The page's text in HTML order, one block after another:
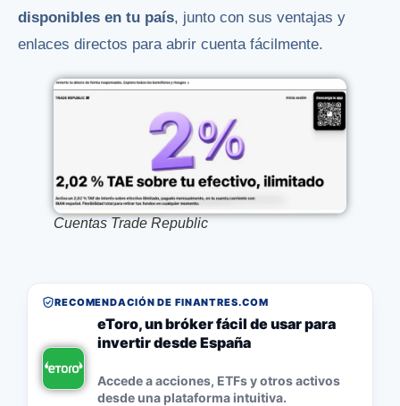
disponibles en tu país, junto con sus ventajas y
enlaces directos para abrir cuenta fácilmente.
Cuentas Trade Republic
RECOMENDACIÓN DE FINANTRES.COM
eToro, un bróker fácil de usar para
invertir desde España
Accede a acciones, ETFs y otros activos
desde una plataforma intuitiva.